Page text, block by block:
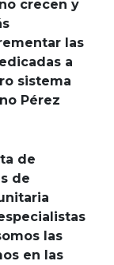
crecen y
las
a
sistema
Pérez
de
de
las
en las